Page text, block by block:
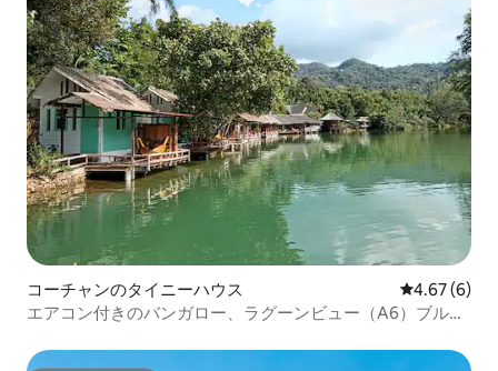
コーチャンのタイニーハウス レビュー6
4.67 (6)
エアコン付きのバンガロー、ラグーンビュー（A6）ブルー